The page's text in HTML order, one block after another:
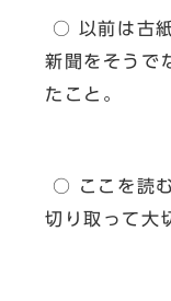
○ 以前は古
新聞をそうで
たこと。
○ ここを読
切り取って大